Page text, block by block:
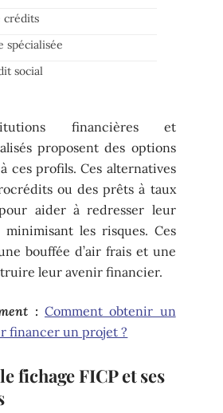
crédits
spécialisée
social
financières et
proposent des options
ces profils. Ces alternatives
ou des prêts à taux
aider à redresser leur
les risques. Ces
bouffée d’air frais et une
leur avenir financier.
: Comment obtenir un
financer un projet ?
fichage FICP et ses